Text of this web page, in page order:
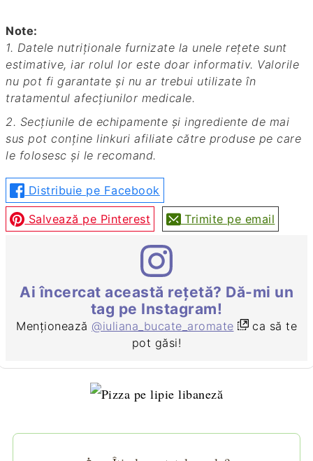
Note:
1. Datele nutriționale furnizate la unele rețete sunt
estimative, iar rolul lor este doar informativ. Valorile
nu pot fi garantate și nu ar trebui utilizate în
tratamentul afecțiunilor medicale.
2. Secțiunile de echipamente și ingrediente de mai
sus pot conține linkuri afiliate către produse pe care
le folosesc și le recomand.
Distribuie pe Facebook
Salvează pe Pinterest Trimite pe email
Ai încercat această rețetă? Dă-mi un
tag pe Instagram!
Menționează @iuliana_bucate_aromate
ca să te
pot găsi!